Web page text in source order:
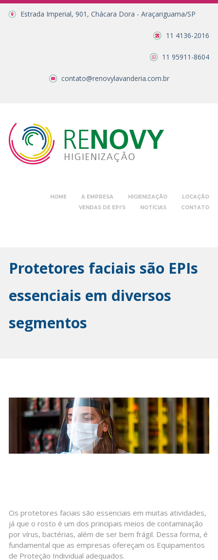
Estrada Imperial, 901, Chácara Dora - Araçariguama/SP
11 4136-2016
11 95911-8604
contato@renovylavanderia.com.br
HOME A EMPRESA HIGIENIZAÇÃO
LOCAÇÃO
VENDAS DE EPI’S
NOTÍCIAS CONTATO
Protetores faciais são EPIs
essenciais em diversos
segmentos
Os protetores faciais são essenciais em muitas atividades,
já que o rosto é um dos principais meios de contaminação
por vírus, bactérias, além de ser bem frágil. Dessa forma, é
fundamental que as empresas ofereçam os Equipamentos
de Proteção Individual adequados.